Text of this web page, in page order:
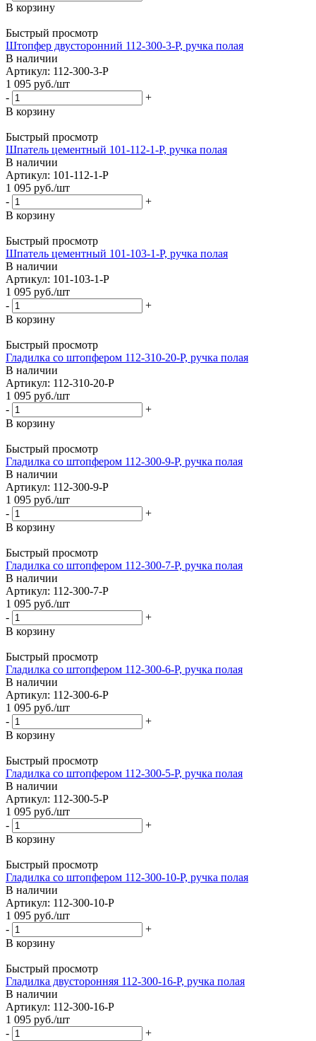
В корзину
Быстрый просмотр
Штопфер двусторонний 112-300-3-P, ручка полая
В наличии
Артикул: 112-300-3-P
1 095 руб./шт
-
+
В корзину
Быстрый просмотр
Шпатель цементный 101-112-1-P, ручка полая
В наличии
Артикул: 101-112-1-P
1 095 руб./шт
-
+
В корзину
Быстрый просмотр
Шпатель цементный 101-103-1-P, ручка полая
В наличии
Артикул: 101-103-1-P
1 095 руб./шт
-
+
В корзину
Быстрый просмотр
Гладилка со штопфером 112-310-20-P, ручка полая
В наличии
Артикул: 112-310-20-P
1 095 руб./шт
-
+
В корзину
Быстрый просмотр
Гладилка со штопфером 112-300-9-P, ручка полая
В наличии
Артикул: 112-300-9-P
1 095 руб./шт
-
+
В корзину
Быстрый просмотр
Гладилка со штопфером 112-300-7-P, ручка полая
В наличии
Артикул: 112-300-7-P
1 095 руб./шт
-
+
В корзину
Быстрый просмотр
Гладилка со штопфером 112-300-6-P, ручка полая
В наличии
Артикул: 112-300-6-P
1 095 руб./шт
-
+
В корзину
Быстрый просмотр
Гладилка со штопфером 112-300-5-P, ручка полая
В наличии
Артикул: 112-300-5-P
1 095 руб./шт
-
+
В корзину
Быстрый просмотр
Гладилка со штопфером 112-300-10-P, ручка полая
В наличии
Артикул: 112-300-10-P
1 095 руб./шт
-
+
В корзину
Быстрый просмотр
Гладилка двусторонняя 112-300-16-P, ручка полая
В наличии
Артикул: 112-300-16-P
1 095 руб./шт
-
+